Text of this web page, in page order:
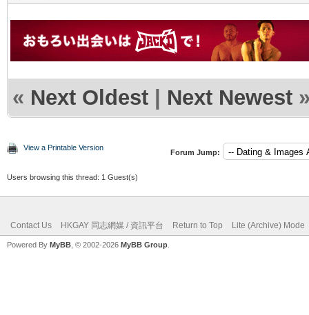
« Next Oldest | Next Newest
View a Printable Version
Forum Jump:
Users browsing this thread: 1 Guest(s)
Contact Us HKGAY 同志網媒 / 資訊平台 Return to Top Lite (Archive) Mode
Powered By MyBB , © 2002-2026 MyBB Group